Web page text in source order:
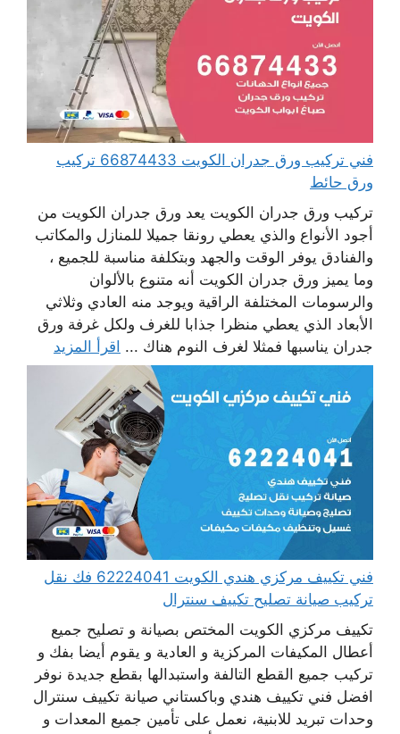
فني تركيب ورق جدران الكويت 66874433 تركيب
ورق حائط
تركيب ورق جدران الكويت يعد ورق جدران الكويت من
أجود الأنواع والذي يعطي رونقا جميلا للمنازل والمكاتب
والفنادق يوفر الوقت والجهد وبتكلفة مناسبة للجميع ،
وما يميز ورق جدران الكويت أنه متنوع بالألوان
والرسومات المختلفة الراقية ويوجد منه العادي وثلاثي
الأبعاد الذي يعطي منظرا جذابا للغرف ولكل غرفة ورق
جدران يناسبها فمثلا لغرف النوم هناك ... اقرأ المزيد
فني تكييف مركزي هندي الكويت 62224041 فك نقل
تركيب صيانة تصليح تكييف سنترال
تكييف مركزي الكويت المختص بصيانة و تصليح جميع
أعطال المكيفات المركزية و العادية و يقوم أيضا بفك و
تركيب جميع القطع التالفة واستبدالها بقطع جديدة نوفر
افضل فني تكييف هندي وباكستاني صيانة تكييف سنترال
وحدات تبريد للابنية، نعمل على تأمين جميع المعدات و